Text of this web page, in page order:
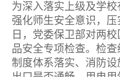
为深入落实上级及学
强化师生安全意识，
日，党委保卫部对两
品安全专项检查。检
制度体系落实、消防